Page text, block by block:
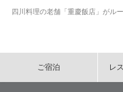
四川料理の老舗「重慶飯店」がル
ご宿泊 レ